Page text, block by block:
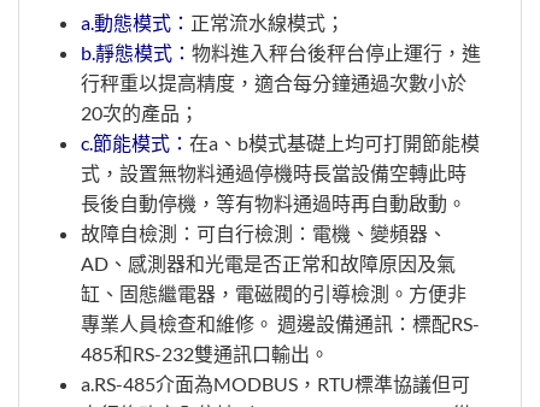
a.動態模式： 正常流水線模式；
b.靜態模式： 物料進入秤台後秤台停止運行，進
行秤重以提高精度，適合每分鐘通過次數小於
20次的產品；
c.節能模式： 在a、b模式基礎上均可打開節能模
式，設置無物料通過停機時長當設備空轉此時
長後自動停機，等有物料通過時再自動啟動。
故障自檢測：可自行檢測：電機、變頻器、
AD、感測器和光電是否正常和故障原因及氣
缸、固態繼電器，電磁閥的引導檢測。方便非
專業人員檢查和維修。 週邊設備通訊：標配RS-
485和RS-232雙通訊口輸出。
a.RS-485介面為MODBUS，RTU標準協議但可